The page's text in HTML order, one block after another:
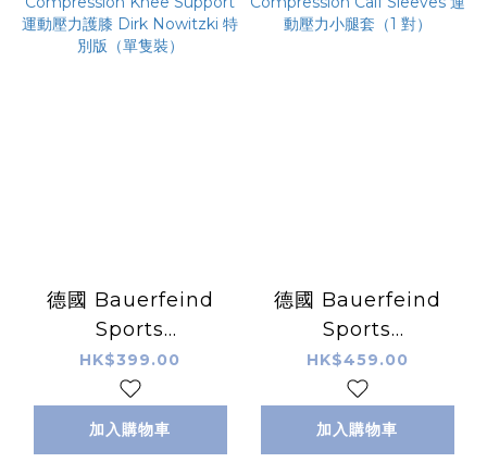
德國 Bauerfeind
Sports
Compression Knee
Support 運動壓力護
膝 Dirk Nowitzki 特
HK$399.00
加入購物車
德國 Bauerfeind
Sports
Compression Calf
Sleeves 運動壓力小
腿套（1 對）
HK$459.00
加入購物車